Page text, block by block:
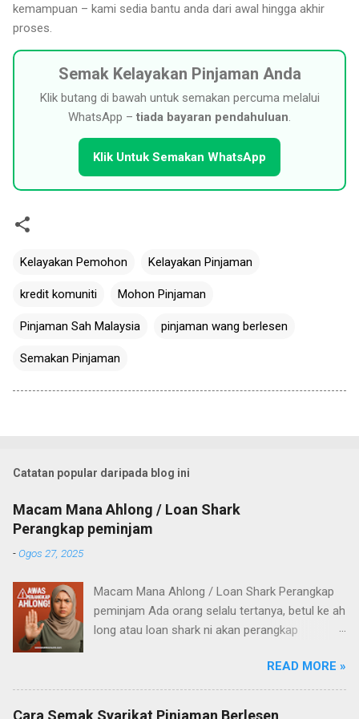
kemampuan – kami sedia bantu anda dari awal hingga akhir
proses.
Semak Kelayakan Pinjaman Anda
Klik butang di bawah untuk semakan percuma melalui
WhatsApp – tiada bayaran pendahuluan.
Klik Untuk Semakan WhatsApp
Kelayakan Pemohon Kelayakan Pinjaman
kredit komuniti Mohon Pinjaman
Pinjaman Sah Malaysia pinjaman wang berlesen
Semakan Pinjaman
Catatan popular daripada blog ini
Macam Mana Ahlong / Loan Shark
Perangkap peminjam
-Ogos 27, 2025
Macam Mana Ahlong / Loan Shark Perangkap
peminjam Ada orang selalu tertanya, betul ke ah
long atau loan shark ni akan perangkap
aniaya orang yang pinjam? Untuk jawab
persoalan tu, saya cuba baca pengalaman
ramai orang di media sosial – dan akhirnya
READ MORE »
Cara Semak Syarikat Pinjaman Berlesen